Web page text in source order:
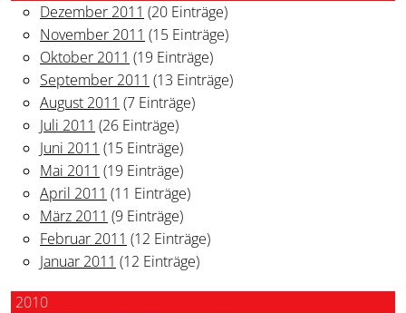
Dezember 2011 (20 Einträge)
November 2011 (15 Einträge)
Oktober 2011 (19 Einträge)
September 2011 (13 Einträge)
August 2011 (7 Einträge)
Juli 2011 (26 Einträge)
Juni 2011 (15 Einträge)
Mai 2011 (19 Einträge)
April 2011 (11 Einträge)
März 2011 (9 Einträge)
Februar 2011 (12 Einträge)
Januar 2011 (12 Einträge)
2010